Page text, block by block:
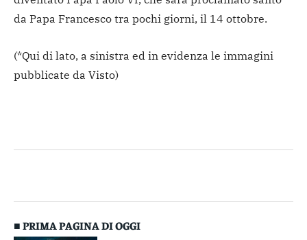
da Papa Francesco tra pochi giorni, il 14 ottobre.
(*Qui di lato, a sinistra ed in evidenza le immagini
pubblicate da Visto)
■ PRIMA PAGINA DI OGGI